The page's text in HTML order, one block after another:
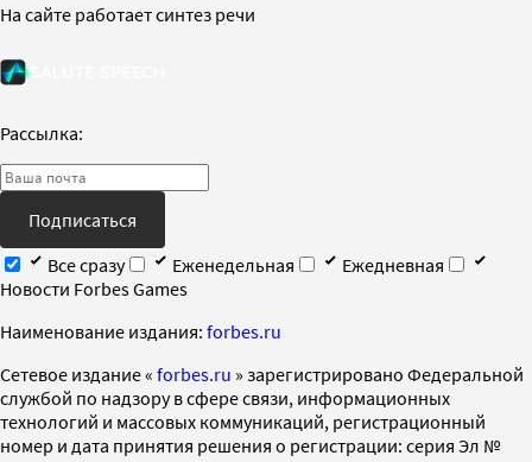
На сайте работает синтез речи
Рассылка:
Подписаться
Все сразу
Еженедельная
Ежедневная
Новости Forbes Games
Наименование издания: forbes.ru
Cетевое издание « forbes.ru » зарегистрировано Федеральной
службой по надзору в сфере связи, информационных
технологий и массовых коммуникаций, регистрационный
номер и дата принятия решения о регистрации: серия Эл №